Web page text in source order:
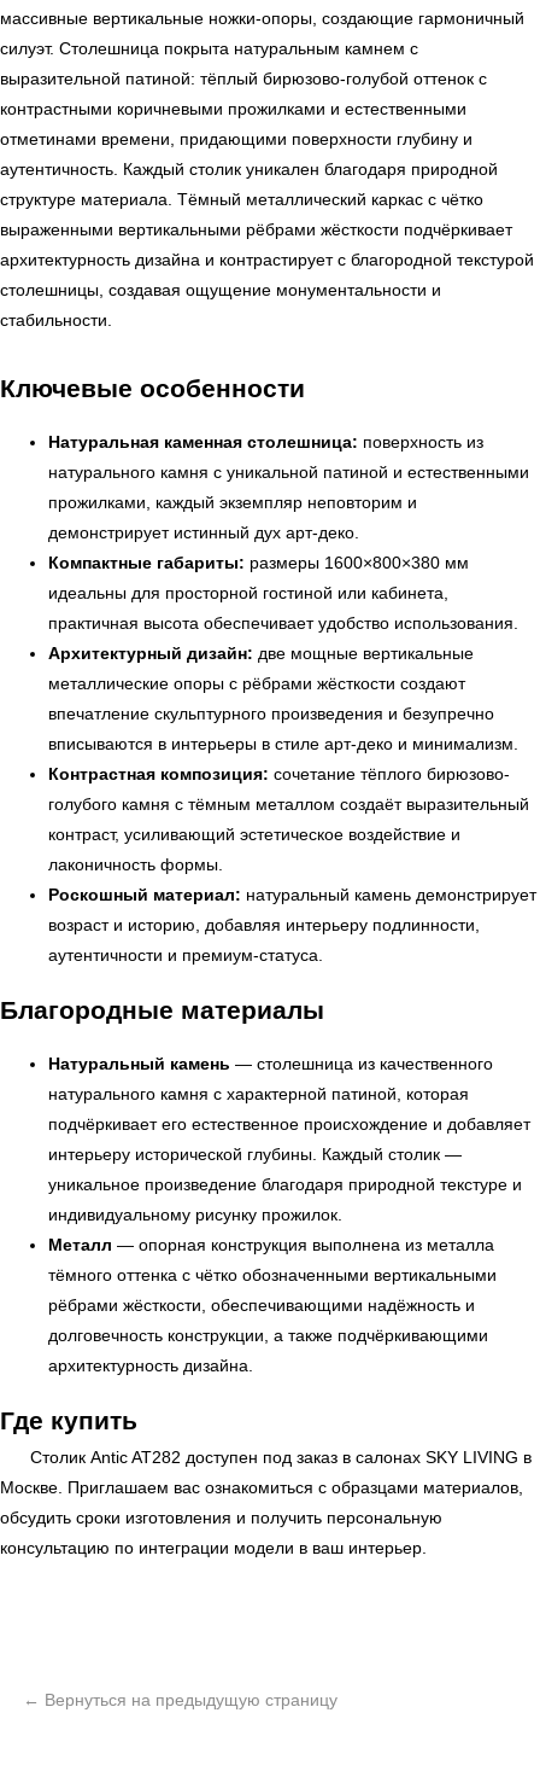
массивные вертикальные ножки-опоры, создающие гармоничный
силуэт. Столешница покрыта натуральным камнем с
выразительной патиной: тёплый бирюзово-голубой оттенок с
контрастными коричневыми прожилками и естественными
отметинами времени, придающими поверхности глубину и
аутентичность. Каждый столик уникален благодаря природной
структуре материала. Тёмный металлический каркас с чётко
выраженными вертикальными рёбрами жёсткости подчёркивает
архитектурность дизайна и контрастирует с благородной текстурой
столешницы, создавая ощущение монументальности и
стабильности.
Ключевые особенности
Натуральная каменная столешница: поверхность из
натурального камня с уникальной патиной и естественными
прожилками, каждый экземпляр неповторим и
демонстрирует истинный дух арт-деко.
Компактные габариты: размеры 1600×800×380 мм
идеальны для просторной гостиной или кабинета,
практичная высота обеспечивает удобство использования.
Архитектурный дизайн: две мощные вертикальные
металлические опоры с рёбрами жёсткости создают
впечатление скульптурного произведения и безупречно
вписываются в интерьеры в стиле арт-деко и минимализм.
Контрастная композиция: сочетание тёплого бирюзово-
голубого камня с тёмным металлом создаёт выразительный
контраст, усиливающий эстетическое воздействие и
лаконичность формы.
Роскошный материал: натуральный камень демонстрирует
возраст и историю, добавляя интерьеру подлинности,
аутентичности и премиум-статуса.
Благородные материалы
Натуральный камень — столешница из качественного
натурального камня с характерной патиной, которая
подчёркивает его естественное происхождение и добавляет
интерьеру исторической глубины. Каждый столик —
уникальное произведение благодаря природной текстуре и
индивидуальному рисунку прожилок.
Металл — опорная конструкция выполнена из металла
тёмного оттенка с чётко обозначенными вертикальными
рёбрами жёсткости, обеспечивающими надёжность и
долговечность конструкции, а также подчёркивающими
архитектурность дизайна.
Где купить
Столик Antic AT282 доступен под заказ в салонах SKY LIVING в
Москве. Приглашаем вас ознакомиться с образцами материалов,
обсудить сроки изготовления и получить персональную
консультацию по интеграции модели в ваш интерьер.
Офисная мебель